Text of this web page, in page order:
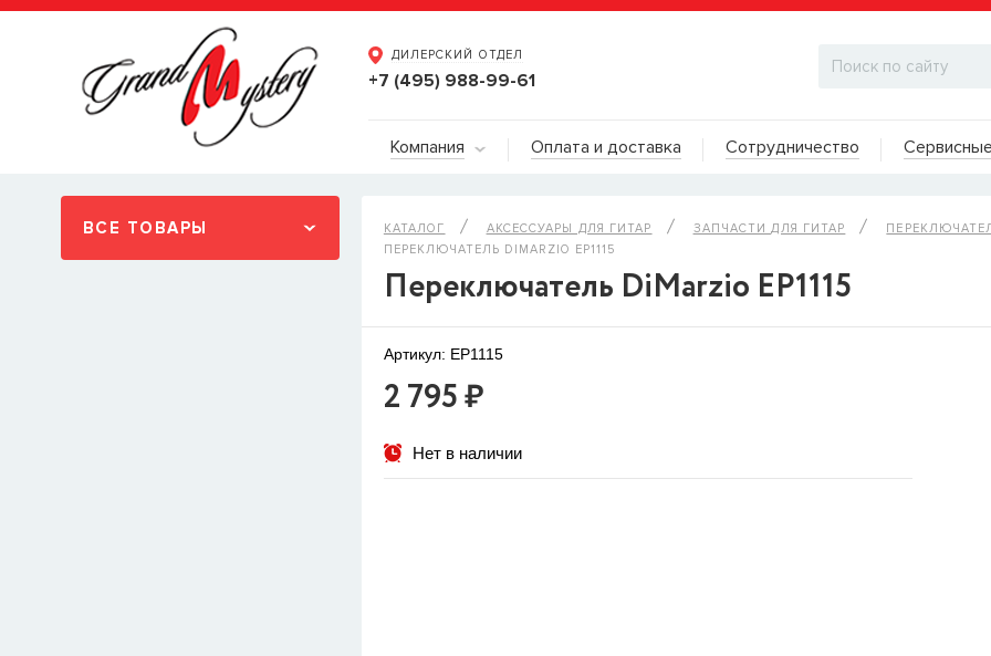
ДИЛЕРСКИЙ ОТДЕЛ
+7 (495) 988-99-61
ДИЛЕРСКИЙ ОТДЕЛ
Компания Оплата и доставка Сотрудничество
ВСЕ ТОВАРЫ КАТАЛОГ АКСЕССУАРЫ ДЛЯ ГИТАР ЗАПЧАСТИ ДЛЯ ГИТАР
ПЕРЕКЛЮЧАТЕЛЬ DIMARZIO EP1115
Переключатель DiMarzio EP1115
Артикул: EP1115
2 795 ₽
Нет в наличии